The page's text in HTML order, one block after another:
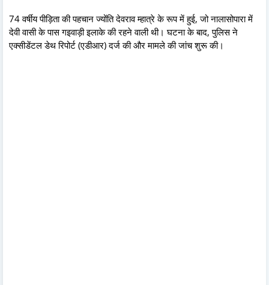
74 वर्षीय पीड़िता की पहचान ज्योंति देवराव म्हात्रे के रूप में हुई, जो नालासोपारा में
देवी वासी के पास गइवाड़ी इलाके की रहने वाली थी। घटना के बाद, पुलिस ने
एक्सीडेंटल डेथ रिपोर्ट (एडीआर) दर्ज की और मामले की जांच शुरू की।